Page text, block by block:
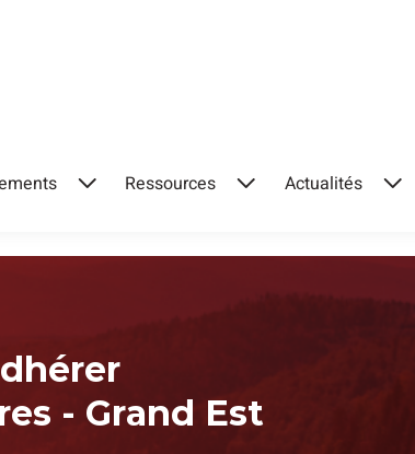
Ressources Actualités
- Grand Est